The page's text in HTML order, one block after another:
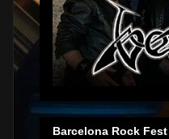
Barcelona Rock Fest